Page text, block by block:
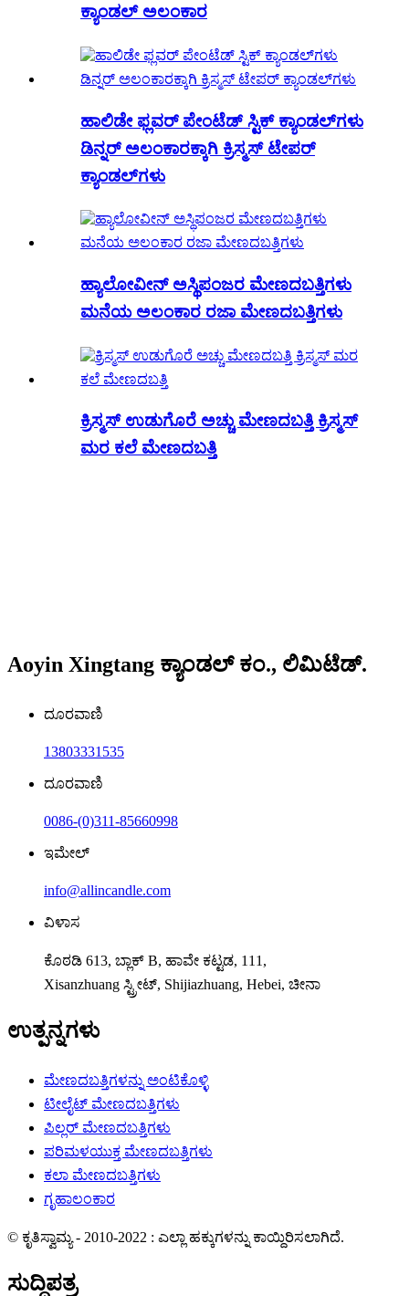
ಕ್ಯಾಂಡಲ್ ಅಲಂಕಾರ
ಹಾಲಿಡೇ ಫ್ಲವರ್ ಪೇಂಟೆಡ್ ಸ್ಟಿಕ್ ಕ್ಯಾಂಡಲ್‌ಗಳು
ಡಿನ್ನರ್ ಅಲಂಕಾರಕ್ಕಾಗಿ ಕ್ರಿಸ್ಮಸ್ ಟೇಪರ್
ಕ್ಯಾಂಡಲ್‌ಗಳು
ಹ್ಯಾಲೋವೀನ್ ಅಸ್ಥಿಪಂಜರ ಮೇಣದಬತ್ತಿಗಳು
ಮನೆಯ ಅಲಂಕಾರ ರಜಾ ಮೇಣದಬತ್ತಿಗಳು
ಕ್ರಿಸ್ಮಸ್ ಉಡುಗೊರೆ ಅಚ್ಚು ಮೇಣದಬತ್ತಿ ಕ್ರಿಸ್ಮಸ್
ಮರ ಕಲೆ ಮೇಣದಬತ್ತಿ
Aoyin Xingtang ಕ್ಯಾಂಡಲ್ ಕಂ., ಲಿಮಿಟೆಡ್.
ದೂರವಾಣಿ
13803331535
ದೂರವಾಣಿ
0086-(0)311-85660998
ಇಮೇಲ್
info@allincandle.com
ವಿಳಾಸ
ಕೊಠಡಿ 613, ಬ್ಲಾಕ್ B, ಹಾವೇ ಕಟ್ಟಡ, 111,
Xisanzhuang ಸ್ಟ್ರೀಟ್, Shijiazhuang, Hebei, ಚೀನಾ
ಉತ್ಪನ್ನಗಳು
ಮೇಣದಬತ್ತಿಗಳನ್ನು ಅಂಟಿಕೊಳ್ಳಿ
ಟೀಲೈಟ್ ಮೇಣದಬತ್ತಿಗಳು
ಪಿಲ್ಲರ್ ಮೇಣದಬತ್ತಿಗಳು
ಪರಿಮಳಯುಕ್ತ ಮೇಣದಬತ್ತಿಗಳು
ಕಲಾ ಮೇಣದಬತ್ತಿಗಳು
ಗೃಹಾಲಂಕಾರ
© ಕೃತಿಸ್ವಾಮ್ಯ - 2010-2022 : ಎಲ್ಲಾ ಹಕ್ಕುಗಳನ್ನು ಕಾಯ್ದಿರಿಸಲಾಗಿದೆ.
ಸುದ್ದಿಪತ್ರ